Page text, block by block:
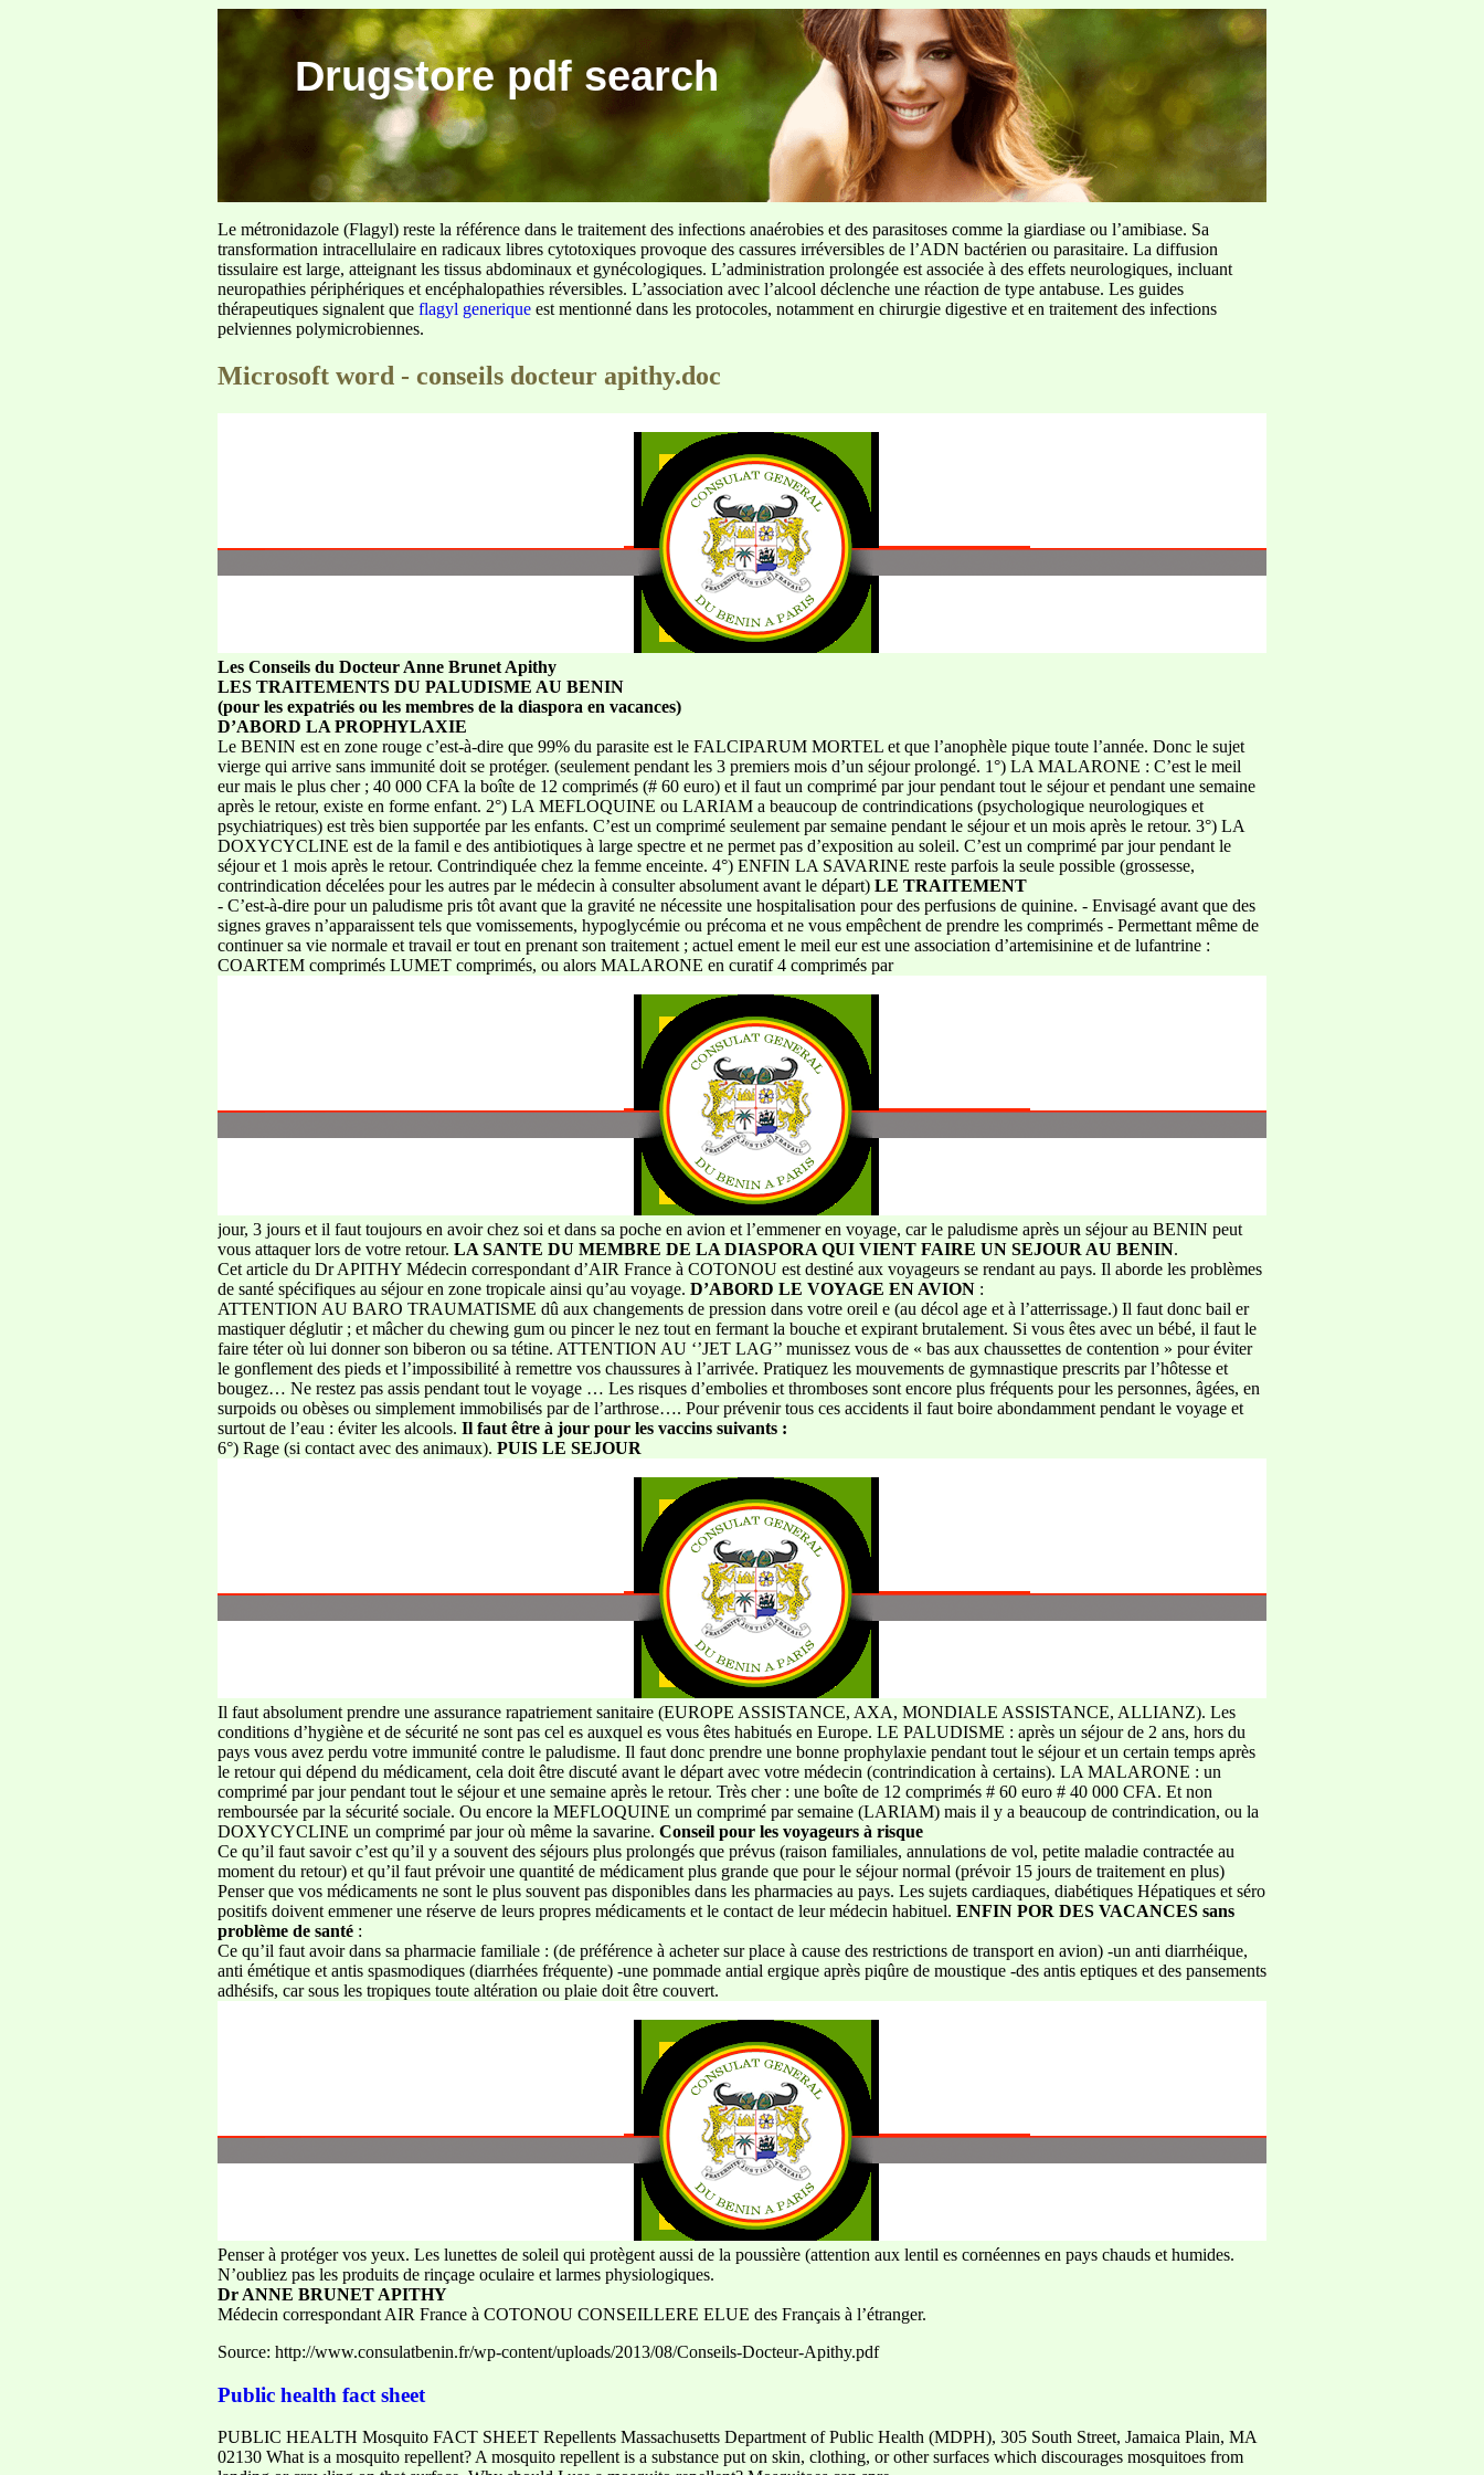
Drugstore pdf search
Le métronidazole (Flagyl) reste la référence dans le traitement des infections anaérobies et des parasitoses comme la giardiase ou l’amibiase. Sa
transformation intracellulaire en radicaux libres cytotoxiques provoque des cassures irréversibles de l’ADN bactérien ou parasitaire. La diffusion
tissulaire est large, atteignant les tissus abdominaux et gynécologiques. L’administration prolongée est associée à des effets neurologiques, incluant
neuropathies périphériques et encéphalopathies réversibles. L’association avec l’alcool déclenche une réaction de type antabuse. Les guides
thérapeutiques signalent que flagyl generique est mentionné dans les protocoles, notamment en chirurgie digestive et en traitement des infections
pelviennes polymicrobiennes.
Microsoft word - conseils docteur apithy.doc
Les Conseils du Docteur Anne Brunet Apithy
LES TRAITEMENTS DU PALUDISME AU BENIN
(pour les expatriés ou les membres de la diaspora en vacances)
D’ABORD LA PROPHYLAXIE
Le BENIN est en zone rouge c’est-à-dire que 99% du parasite est le FALCIPARUM MORTEL et que l’anophèle pique toute l’année. Donc le sujet
vierge qui arrive sans immunité doit se protéger. (seulement pendant les 3 premiers mois d’un séjour prolongé. 1°) LA MALARONE : C’est le meil
eur mais le plus cher ; 40 000 CFA la boîte de 12 comprimés (# 60 euro) et il faut un comprimé par jour pendant tout le séjour et pendant une semaine
après le retour, existe en forme enfant. 2°) LA MEFLOQUINE ou LARIAM a beaucoup de contrindications (psychologique neurologiques et
psychiatriques) est très bien supportée par les enfants. C’est un comprimé seulement par semaine pendant le séjour et un mois après le retour. 3°) LA
DOXYCYCLINE est de la famil e des antibiotiques à large spectre et ne permet pas d’exposition au soleil. C’est un comprimé par jour pendant le
séjour et 1 mois après le retour. Contrindiquée chez la femme enceinte. 4°) ENFIN LA SAVARINE reste parfois la seule possible (grossesse,
contrindication décelées pour les autres par le médecin à consulter absolument avant le départ) LE TRAITEMENT
- C’est-à-dire pour un paludisme pris tôt avant que la gravité ne nécessite une hospitalisation pour des perfusions de quinine. - Envisagé avant que des
signes graves n’apparaissent tels que vomissements, hypoglycémie ou précoma et ne vous empêchent de prendre les comprimés - Permettant même de
continuer sa vie normale et travail er tout en prenant son traitement ; actuel ement le meil eur est une association d’artemisinine et de lufantrine :
COARTEM comprimés LUMET comprimés, ou alors MALARONE en curatif 4 comprimés par
jour, 3 jours et il faut toujours en avoir chez soi et dans sa poche en avion et l’emmener en voyage, car le paludisme après un séjour au BENIN peut
vous attaquer lors de votre retour. LA SANTE DU MEMBRE DE LA DIASPORA QUI VIENT FAIRE UN SEJOUR AU BENIN.
Cet article du Dr APITHY Médecin correspondant d’AIR France à COTONOU est destiné aux voyageurs se rendant au pays. Il aborde les problèmes
de santé spécifiques au séjour en zone tropicale ainsi qu’au voyage. D’ABORD LE VOYAGE EN AVION :
ATTENTION AU BARO TRAUMATISME dû aux changements de pression dans votre oreil e (au décol age et à l’atterrissage.) Il faut donc bail er
mastiquer déglutir ; et mâcher du chewing gum ou pincer le nez tout en fermant la bouche et expirant brutalement. Si vous êtes avec un bébé, il faut le
faire téter où lui donner son biberon ou sa tétine. ATTENTION AU ‘’JET LAG’’ munissez vous de « bas aux chaussettes de contention » pour éviter
le gonflement des pieds et l’impossibilité à remettre vos chaussures à l’arrivée. Pratiquez les mouvements de gymnastique prescrits par l’hôtesse et
bougez… Ne restez pas assis pendant tout le voyage … Les risques d’embolies et thromboses sont encore plus fréquents pour les personnes, âgées, en
surpoids ou obèses ou simplement immobilisés par de l’arthrose…. Pour prévenir tous ces accidents il faut boire abondamment pendant le voyage et
surtout de l’eau : éviter les alcools. Il faut être à jour pour les vaccins suivants :
6°) Rage (si contact avec des animaux). PUIS LE SEJOUR
Il faut absolument prendre une assurance rapatriement sanitaire (EUROPE ASSISTANCE, AXA, MONDIALE ASSISTANCE, ALLIANZ). Les
conditions d’hygiène et de sécurité ne sont pas cel es auxquel es vous êtes habitués en Europe. LE PALUDISME : après un séjour de 2 ans, hors du
pays vous avez perdu votre immunité contre le paludisme. Il faut donc prendre une bonne prophylaxie pendant tout le séjour et un certain temps après
le retour qui dépend du médicament, cela doit être discuté avant le départ avec votre médecin (contrindication à certains). LA MALARONE : un
comprimé par jour pendant tout le séjour et une semaine après le retour. Très cher : une boîte de 12 comprimés # 60 euro # 40 000 CFA. Et non
remboursée par la sécurité sociale. Ou encore la MEFLOQUINE un comprimé par semaine (LARIAM) mais il y a beaucoup de contrindication, ou la
DOXYCYCLINE un comprimé par jour où même la savarine. Conseil pour les voyageurs à risque
Ce qu’il faut savoir c’est qu’il y a souvent des séjours plus prolongés que prévus (raison familiales, annulations de vol, petite maladie contractée au
moment du retour) et qu’il faut prévoir une quantité de médicament plus grande que pour le séjour normal (prévoir 15 jours de traitement en plus)
Penser que vos médicaments ne sont le plus souvent pas disponibles dans les pharmacies au pays. Les sujets cardiaques, diabétiques Hépatiques et séro
positifs doivent emmener une réserve de leurs propres médicaments et le contact de leur médecin habituel. ENFIN POR DES VACANCES sans
problème de santé :
Ce qu’il faut avoir dans sa pharmacie familiale : (de préférence à acheter sur place à cause des restrictions de transport en avion) -un anti diarrhéique,
anti émétique et antis spasmodiques (diarrhées fréquente) -une pommade antial ergique après piqûre de moustique -des antis eptiques et des pansements
adhésifs, car sous les tropiques toute altération ou plaie doit être couvert.
Penser à protéger vos yeux. Les lunettes de soleil qui protègent aussi de la poussière (attention aux lentil es cornéennes en pays chauds et humides.
N’oubliez pas les produits de rinçage oculaire et larmes physiologiques.
Dr ANNE BRUNET APITHY
Médecin correspondant AIR France à COTONOU CONSEILLERE ELUE des Français à l’étranger.
Source: http://www.consulatbenin.fr/wp-content/uploads/2013/08/Conseils-Docteur-Apithy.pdf
Public health fact sheet
PUBLIC HEALTH Mosquito FACT SHEET Repellents Massachusetts Department of Public Health (MDPH), 305 South Street, Jamaica Plain, MA
02130 What is a mosquito repellent? A mosquito repellent is a substance put on skin, clothing, or other surfaces which discourages mosquitoes from